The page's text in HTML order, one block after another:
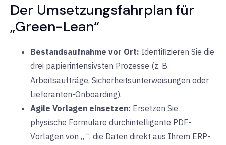
Der Umsetzungsfahrplan für
„Green-Lean“
Bestandsaufnahme vor Ort: Identifizieren Sie die
drei papierintensivsten Prozesse (z. B.
Arbeitsaufträge, Sicherheitsunterweisungen oder
Lieferanten-Onboarding).
Agile Vorlagen einsetzen: Ersetzen Sie
physische Formulare durchintelligente PDF-
Vorlagen von „ “, die Daten direkt aus Ihrem ERP-